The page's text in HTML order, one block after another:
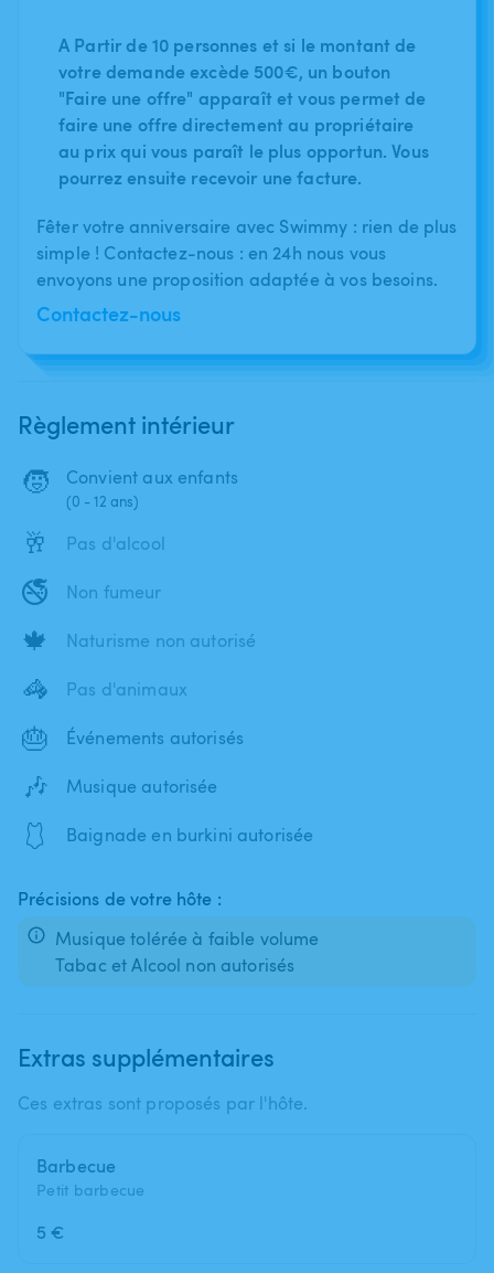
A Partir de 10 personnes et si le montant de
votre demande excède 500€, un bouton
"Faire une offre" apparaît et vous permet de
faire une offre directement au propriétaire
au prix qui vous paraît le plus opportun. Vous
pourrez ensuite recevoir une facture.
Fêter votre anniversaire avec Swimmy : rien de plus
simple ! Contactez-nous : en 24h nous vous
envoyons une proposition adaptée à vos besoins.
Contactez-nous
Règlement intérieur
🧒 Convient aux enfants
(0 - 12 ans)
🥂 Pas d'alcool
🚭 Non fumeur
🍁 Naturisme non autorisé
🦓 Pas d'animaux
🎂 Événements autorisés
🎶 Musique autorisée
🩱 Baignade en burkini autorisée
Précisions de votre hôte :
Musique tolérée à faible volume
Tabac et Alcool non autorisés
Extras supplémentaires
Ces extras sont proposés par l'hôte.
Barbecue
Petit barbecue
5 €